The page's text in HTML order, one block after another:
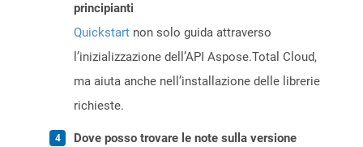
principianti
Quickstart non solo guida attraverso
l’inizializzazione dell’API Aspose.Total Cloud,
ma aiuta anche nell’installazione delle librerie
richieste.
Dove posso trovare le note sulla versione